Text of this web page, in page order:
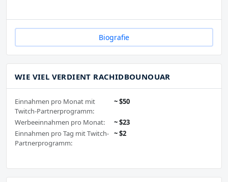
Biografie
WIE VIEL VERDIENT RACHIDBOUNOUAR
Einnahmen pro Monat mit
Twitch-Partnerprogramm:
~ $50
Werbeeinnahmen pro Monat:
~ $23
Einnahmen pro Tag mit Twitch-
Partnerprogramm:
~ $2